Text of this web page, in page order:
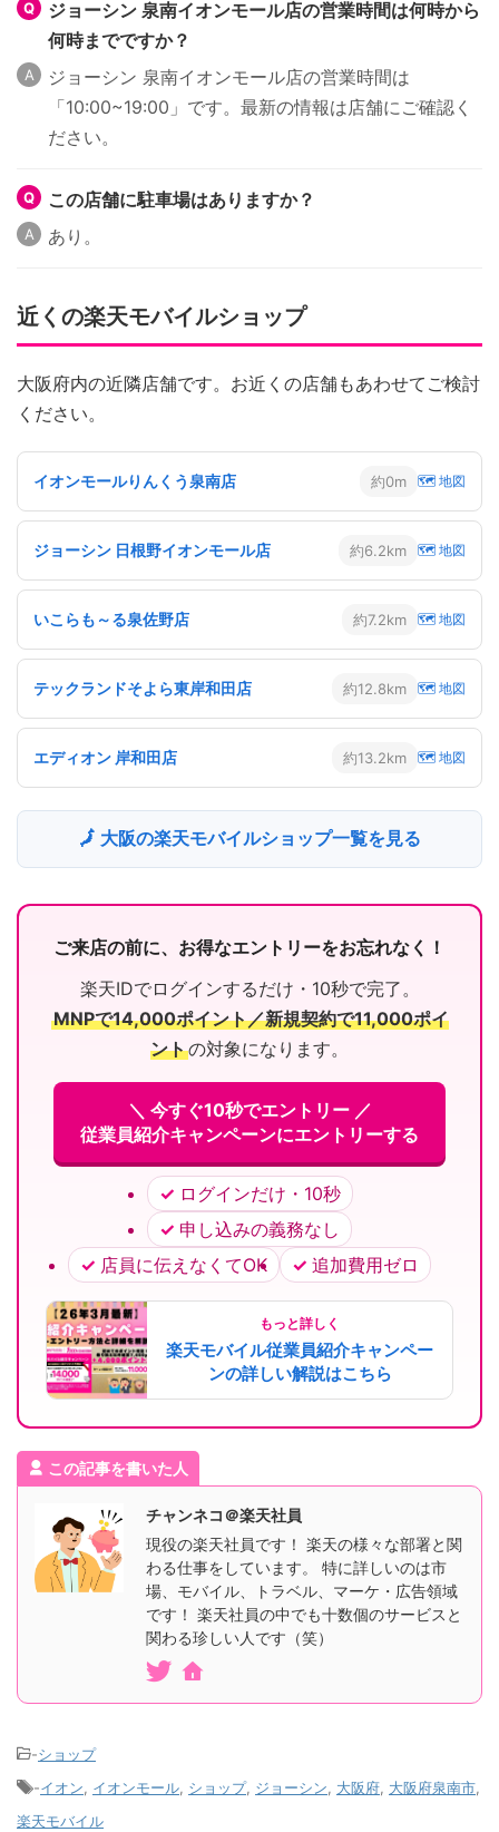
ジョーシン 泉南イオンモール店の営業時間は何時から
何時までですか？
ジョーシン 泉南イオンモール店の営業時間は
「10:00~19:00」です。最新の情報は店舗にご確認く
ださい。
この店舗に駐車場はありますか？
あり。
近くの楽天モバイルショップ
大阪府内の近隣店舗です。お近くの店舗もあわせてご検討
ください。
イオンモールりんくう泉南店 約0m 🗺 地図
ジョーシン 日根野イオンモール店 約6.2km 🗺 地図
いこらも～る泉佐野店 約7.2km 🗺 地図
テックランドそよら東岸和田店 約12.8km 🗺 地図
エディオン 岸和田店 約13.2km 🗺 地図
🗾 大阪の楽天モバイルショップ一覧を見る
ご来店の前に、お得なエントリーをお忘れなく！
楽天IDでログインするだけ・10秒で完了。
MNPで14,000ポイント／新規契約で11,000ポイ
ントの対象になります。
＼ 今すぐ10秒でエントリー ／
従業員紹介キャンペーンにエントリーする
ログインだけ・10秒
申し込みの義務なし
店員に伝えなくてOK
追加費用ゼロ
もっと詳しく
楽天モバイル従業員紹介キャンペー
ンの詳しい解説はこちら
この記事を書いた人
チャンネコ＠楽天社員
現役の楽天社員です！ 楽天の様々な部署と関
わる仕事をしています。 特に詳しいのは市
場、モバイル、トラベル、マーケ・広告領域
です！ 楽天社員の中でも十数個のサービスと
関わる珍しい人です（笑）
-ショップ
-イオン イオンモール ショップ, ジョーシン 大阪府 大阪府泉南市
楽天モバイル